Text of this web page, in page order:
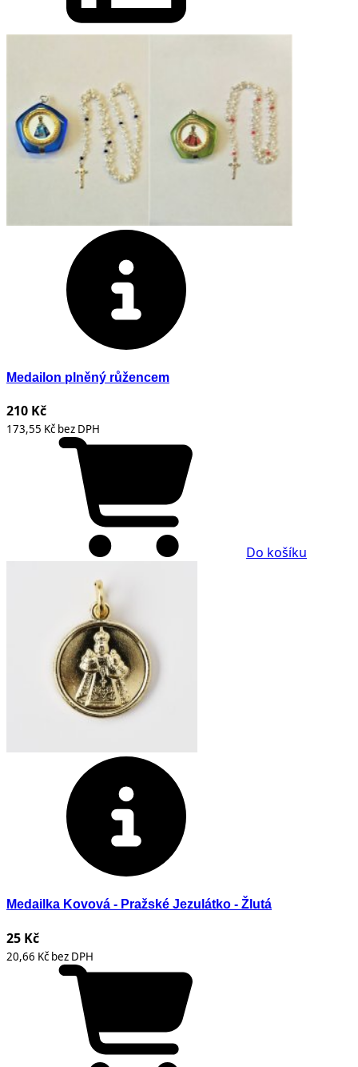
Medailon plněný růžencem
210 Kč
173,55 Kč bez DPH
Do košíku
Medailka Kovová - Pražské Jezulátko - Žlutá
25 Kč
20,66 Kč bez DPH